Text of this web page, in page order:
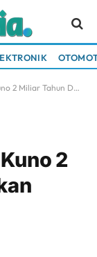
Tahun Ditemukan Hidup
2